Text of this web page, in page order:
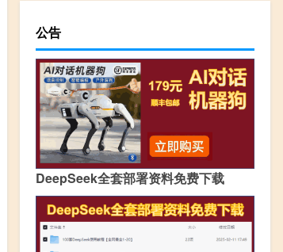
公告
DeepSeek全套部署资料免费下载